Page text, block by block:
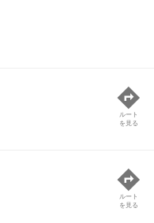
ルート
を見る
ルート
を見る